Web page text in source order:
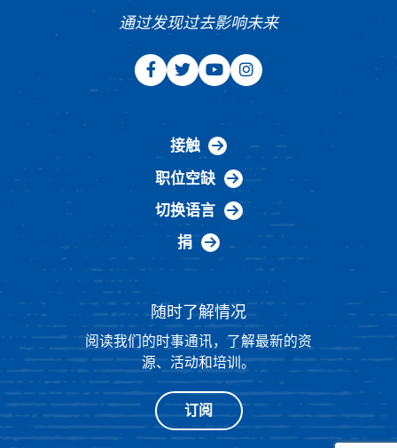
通过发现过去影响未来
接触
职位空缺
切换语言
捐
随时了解情况
阅读我们的时事通讯，了解最新的资
源、活动和培训。
订阅